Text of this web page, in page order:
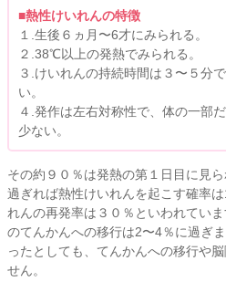
■熱性けいれんの特徴
１.生後６ヵ月〜6才にみられる。
２.38℃以上の発熱でみられる。
３.けいれんの持続時間は３〜５分
い。
４.発作は左右対称性で、体の一部
少ない。
その約９０％は発熱の第１日目に見
過ぎれば熱性けいれんを起こす確率
れんの再発率は３０％といわれてい
のてんかんへの移行は2〜4％に過ぎ
ったとしても、てんかんへの移行や
せん。